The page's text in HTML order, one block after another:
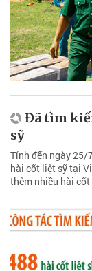
Đã tìm
sỹ
Tính đến ngày 25/
hài cốt liệt sỹ tại
thêm nhiều hài cốt